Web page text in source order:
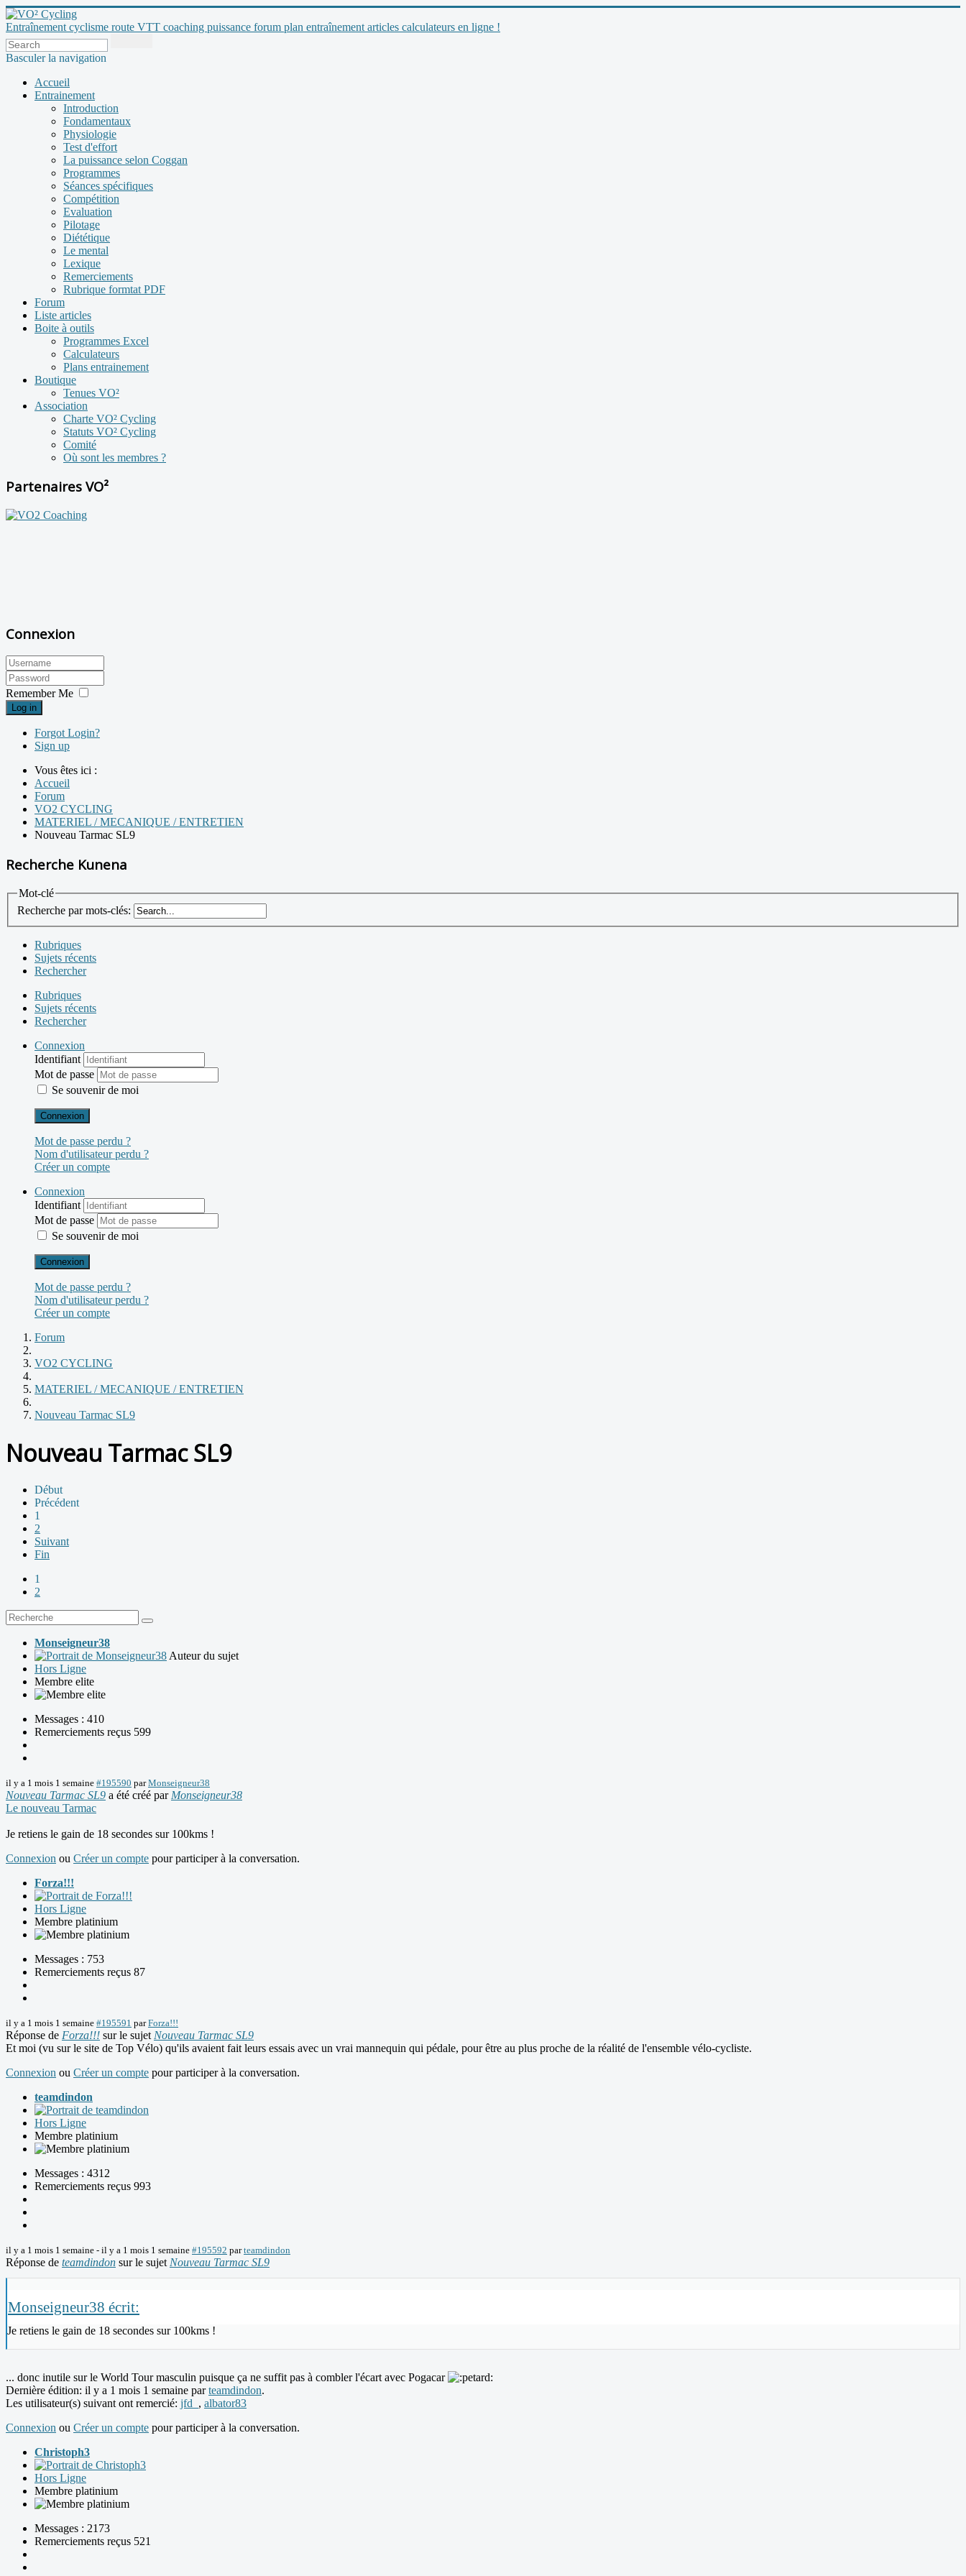
Entraînement cyclisme route VTT coaching puissance forum plan entraînement articles calculateurs en ligne !
Basculer la navigation
Accueil
Entrainement
Introduction
Fondamentaux
Physiologie
Test d'effort
La puissance selon Coggan
Programmes
Séances spécifiques
Compétition
Evaluation
Pilotage
Diététique
Le mental
Lexique
Remerciements
Rubrique formtat PDF
Forum
Liste articles
Boite à outils
Programmes Excel
Calculateurs
Plans entrainement
Boutique
Tenues VO²
Association
Charte VO² Cycling
Statuts VO² Cycling
Comité
Où sont les membres ?
Partenaires VO²
Connexion
Remember Me
Log in
Forgot Login?
Sign up
Vous êtes ici :
Accueil
Forum
VO2 CYCLING
MATERIEL / MECANIQUE / ENTRETIEN
Nouveau Tarmac SL9
Recherche Kunena
Mot-clé
Recherche par mots-clés:
Rubriques
Sujets récents
Rechercher
Rubriques
Sujets récents
Rechercher
Connexion
Identifiant
Mot de passe
Se souvenir de moi
Connexion
Mot de passe perdu ?
Nom d'utilisateur perdu ?
Créer un compte
Connexion
Identifiant
Mot de passe
Se souvenir de moi
Connexion
Mot de passe perdu ?
Nom d'utilisateur perdu ?
Créer un compte
Forum
VO2 CYCLING
MATERIEL / MECANIQUE / ENTRETIEN
Nouveau Tarmac SL9
Nouveau Tarmac SL9
Début
Précédent
1
2
Suivant
Fin
1
2
Monseigneur38
Auteur du sujet
Hors Ligne
Membre elite
Messages : 410
Remerciements reçus 599
il y a 1 mois 1 semaine #195590 parMonseigneur38
Nouveau Tarmac SL9 a été créé par Monseigneur38
Le nouveau Tarmac
Je retiens le gain de 18 secondes sur 100kms !
Connexion ou Créer un compte pour participer à la conversation.
Forza!!!
Hors Ligne
Membre platinium
Messages : 753
Remerciements reçus 87
il y a 1 mois 1 semaine #195591 parForza!!!
Réponse de Forza!!! sur le sujet Nouveau Tarmac SL9
Et moi (vu sur le site de Top Vélo) qu'ils avaient fait leurs essais avec un vrai mannequin qui pédale, pour être au plus proche de la réalité de l'ensemble vélo-cycliste.
Connexion ou Créer un compte pour participer à la conversation.
teamdindon
Hors Ligne
Membre platinium
Messages : 4312
Remerciements reçus 993
il y a 1 mois 1 semaine - il y a 1 mois 1 semaine #195592 parteamdindon
Réponse de teamdindon sur le sujet Nouveau Tarmac SL9
Monseigneur38 écrit:
Je retiens le gain de 18 secondes sur 100kms !
... donc inutile sur le World Tour masculin puisque ça ne suffit pas à combler l'écart avec Pogacar
Dernière édition: il y a 1 mois 1 semaine parteamdindon.
Les utilisateur(s) suivant ont remercié: jfd_ , albator83
Connexion ou Créer un compte pour participer à la conversation.
Christoph3
Hors Ligne
Membre platinium
Messages : 2173
Remerciements reçus 521